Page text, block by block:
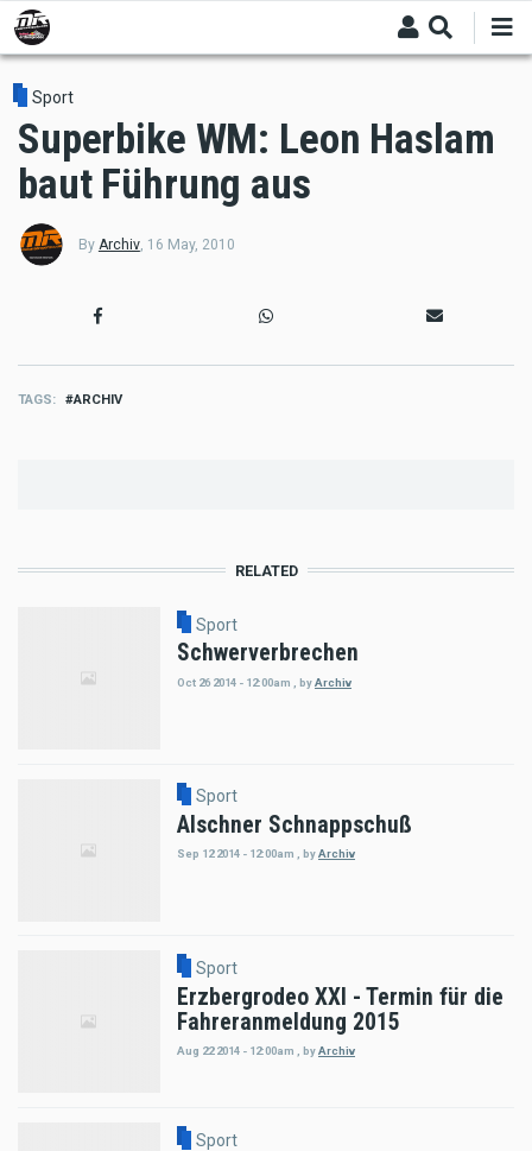
Skip
to
main
content
Sport
Superbike WM: Leon Haslam
baut Führung aus
By Archiv, 16 May, 2010
TAGS ARCHIV
RELATED
Sport
Schwerverbrechen
Oct 26 2014 - 12:00am byArchiv
Sport
Alschner Schnappschuß
Sep 12 2014 - 12:00am , byArchiv
Sport
Erzbergrodeo XXI - Termin für die
Fahreranmeldung 2015
Aug 22 2014 - 12:00am byArchiv
Sport